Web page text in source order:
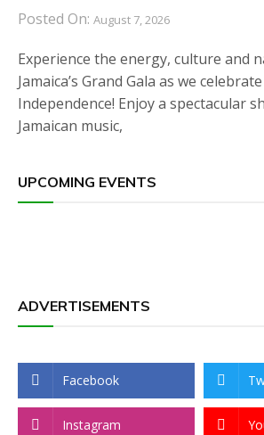
Posted On: August 7, 2026
Experience the energy, culture and
Jamaica’s Grand Gala as we
Independence! Enjoy a spectacular
Jamaican music,
UPCOMING EVENTS
ADVERTISEMENTS
Facebook
Instagram